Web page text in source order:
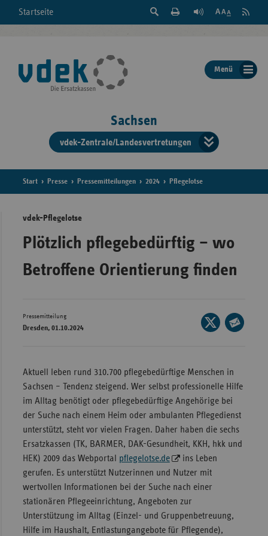
Startseite
Suche
der
Seite
Feed
Menü
Sachsen
vdek-Zentrale/Landesvertretungen
der
Start Presse Pressemitteilungen 2024 Pflegelotse
vdek-Pflegelotse
Plötzlich pflegebedürftig – wo
Betroffene Orientierung finden
Pressemitteilung
Dresden, 01.10.2024
Seite
auf
Mail
Aktuell leben rund 310.700 pflegebedürftige Menschen in
Sachsen – Tendenz steigend. Wer selbst professionelle Hilfe
im Alltag benötigt oder pflegebedürftige Angehörige bei
der Suche nach einem Heim oder ambulanten Pflegedienst
unterstützt, steht vor vielen Fragen. Daher haben die sechs
Ersatzkassen (TK, BARMER, DAK-Gesundheit, KKH, hkk und
HEK) 2009 das Webportal pflegelotse.de
ins Leben
gerufen. Es unterstützt Nutzerinnen und Nutzer mit
wertvollen Informationen bei der Suche nach einer
stationären Pflegeeinrichtung, Angeboten zur
Unterstützung im Alltag (Einzel- und Gruppenbetreuung,
Hilfe im Haushalt, Entlastungangebote für Pflegende),